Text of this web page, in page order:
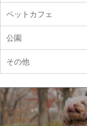
ペットカフェ
公園
その他